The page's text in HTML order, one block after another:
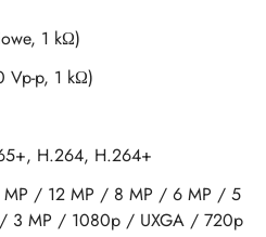
1 kΩ)
Vp-p, 1 kΩ)
H.264, H.264+
/ 12 MP / 8 MP / 6 MP / 5
3 MP / 1080p / UXGA / 720p